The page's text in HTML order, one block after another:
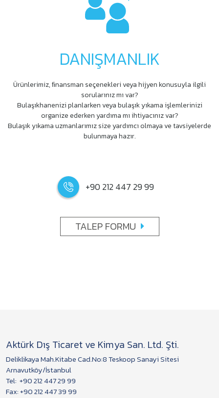
DANIŞMANLIK
Ürünlerimiz, ﬁnansman seçenekleri veya hijyen konusuyla ilgili
sorularınız mı var?
Bulaşıkhanenizi planlarken veya bulaşık yıkama işlemlerinizi
organize ederken yardıma mı ihtiyacınız var?
Bulaşık yıkama uzmanlarımız size yardımcı olmaya ve tavsiyelerde
bulunmaya hazır.
+90 212 447 29 99
TALEP FORMU
Aktürk Dış Ticaret ve Kimya San. Ltd. Şti.
Deliklikaya Mah.Kitabe Cad.No:8 Teskoop Sanayi Sitesi
Arnavutköy/İstanbul
Tel: +90 212 447 29 99
Fax: +90 212 447 39 99